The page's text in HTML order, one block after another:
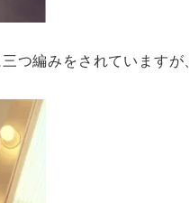
つ編みをされていますが、